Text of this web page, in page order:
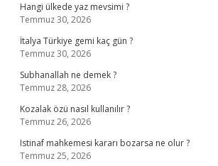
Hangi ülkede yaz mevsimi ?
Temmuz 30, 2026
İtalya Türkiye gemi kaç gün ?
Temmuz 30, 2026
Subhanallah ne demek ?
Temmuz 28, 2026
Kozalak özü nasıl kullanılır ?
Temmuz 26, 2026
Istinaf mahkemesi kararı bozarsa ne olur ?
Temmuz 25, 2026